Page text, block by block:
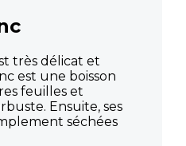
très délicat et
est une boisson
feuilles et
Ensuite, ses
séchées